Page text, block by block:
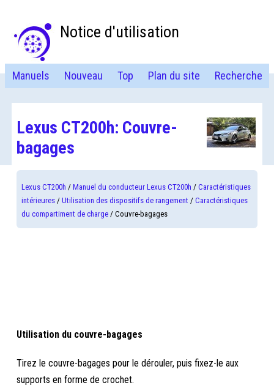
Notice d'utilisation
Manuels Nouveau Top Plan du site Recherche
Lexus CT200h: Couvre-
bagages
Lexus CT200h /Manuel du conducteur Lexus CT200h /Caractéristiques
intérieures /Utilisation des dispositifs de rangement /Caractéristiques
du compartiment de charge / Couvre-bagages
Utilisation du couvre-bagages
Tirez le couvre-bagages pour le dérouler, puis fixez-le aux
supports en forme de crochet.